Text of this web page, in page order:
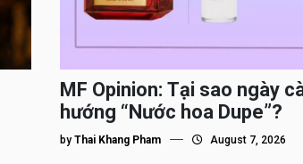
MF Opinion: Tại sao ngày
hướng “Nước hoa Dupe”?
by Thai Khang Pham August 7, 2026